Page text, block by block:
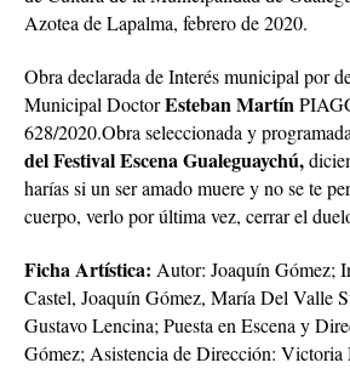
Azotea de Lapalma, febrero de 2020.
Obra declarada de Interés municipal por
Municipal DoctorEsteban Martín
628/2020.Obra seleccionada y
del Festival Escena Gualeguaychú,
harías si un ser amado muere y no se te
cuerpo, verlo por última vez, cerrar el
Ficha Artística: Autor: Joaquín Gómez;
Castel, Joaquín Gómez, María Del Valle
Gustavo Lencina; Puesta en Escena y
Gómez; Asistencia de Dirección: Victoria